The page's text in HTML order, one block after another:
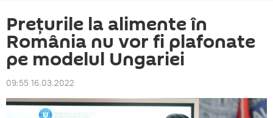
Prețurile la alimente în
România nu vor fi plafonate
pe modelul Ungariei
09:55 16.03.2022